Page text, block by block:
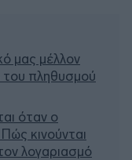
μας μέλλον
του πληθυσμού
όταν ο
κινούνται
λογαριασμό